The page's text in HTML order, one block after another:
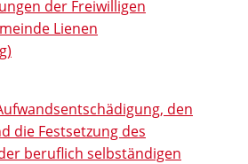
der Freiwilligen
Lienen
den
die Festsetzung des
beruflich selbständigen